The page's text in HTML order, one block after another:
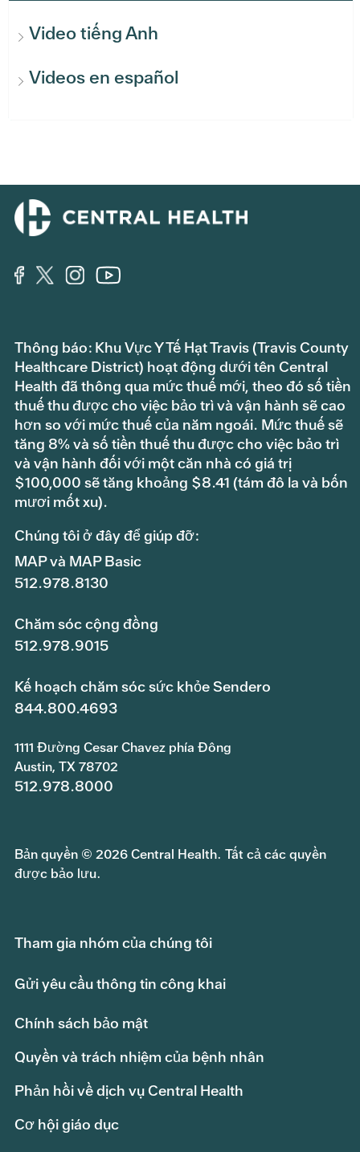
Video tiếng Anh
Videos en español
Thông báo: Khu Vực Y Tế Hạt Travis (Travis County
Healthcare District) hoạt động dưới tên Central
Health đã thông qua mức thuế mới, theo đó số tiền
thuế thu được cho việc bảo trì và vận hành sẽ cao
hơn so với mức thuế của năm ngoái. Mức thuế sẽ
tăng 8% và số tiền thuế thu được cho việc bảo trì
và vận hành đối với một căn nhà có giá trị
$100,000 sẽ tăng khoảng $8.41 (tám đô la và bốn
mươi mốt xu).
Chúng tôi ở đây để giúp đỡ:
MAP và MAP Basic
512.978.8130
Chăm sóc cộng đồng
512.978.9015
Kế hoạch chăm sóc sức khỏe Sendero
844.800.4693
1111 Đường Cesar Chavez phía Đông
Austin, TX 78702
512.978.8000
Bản quyền © 2026 Central Health. Tất cả các quyền
được bảo lưu.
Tham gia nhóm của chúng tôi
Gửi yêu cầu thông tin công khai
Chính sách bảo mật
Quyền và trách nhiệm của bệnh nhân
Phản hồi về dịch vụ Central Health
Cơ hội giáo dục